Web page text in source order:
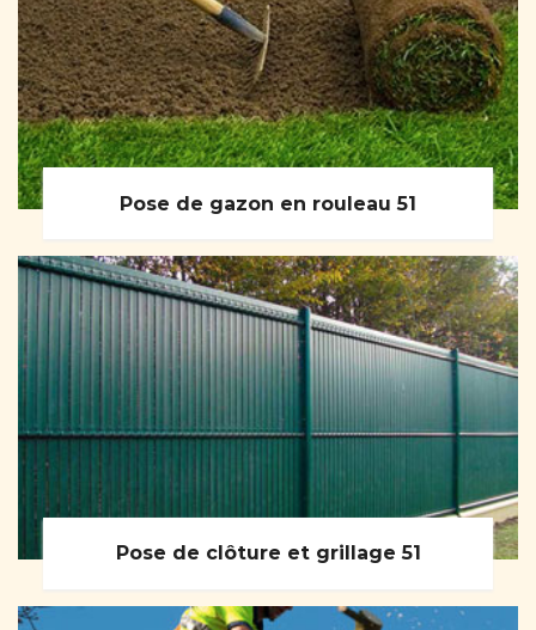
Pose de gazon en rouleau 51
Pose de clôture et grillage 51